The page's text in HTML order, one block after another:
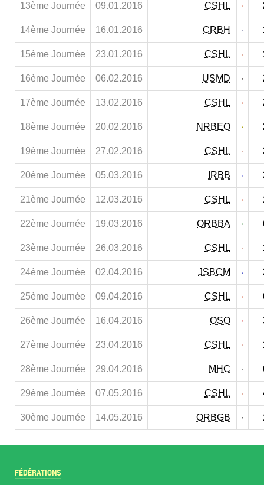
13ème Journée 09.01.2016 CSHL
14ème Journée 16.01.2016 CRBH
15ème Journée 23.01.2016 CSHL
16ème Journée 06.02.2016 USMD
17ème Journée 13.02.2016 CSHL
18ème Journée 20.02.2016 NRBEO
19ème Journée 27.02.2016 CSHL
20ème Journée 05.03.2016 IRBB
21ème Journée 12.03.2016 CSHL
22ème Journée 19.03.2016 ORBBA
23ème Journée 26.03.2016 CSHL
24ème Journée 02.04.2016 JSBCM
25ème Journée 09.04.2016 CSHL
26ème Journée 16.04.2016 OSO
27ème Journée 23.04.2016 CSHL
28ème Journée 29.04.2016 MHC
29ème Journée 07.05.2016 CSHL
30ème Journée 14.05.2016 ORBGB
FÉDÉRATIONS